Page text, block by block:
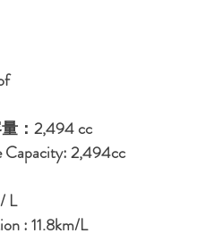
：2,494 cc
Capacity: 2,494cc
L
: 11.8km/L